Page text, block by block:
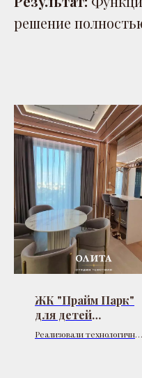
решение
ЖК "Прайм Парк"
для детей
заказчика
Реализовали технологичное